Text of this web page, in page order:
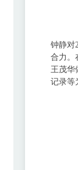
钟静对
合力。
王茂华
记录等